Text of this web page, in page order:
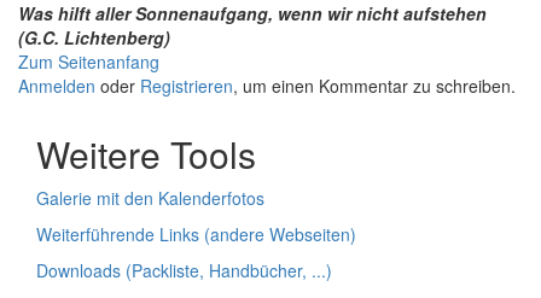
Was hilft aller Sonnenaufgang, wenn wir nicht aufstehen
(G.C. Lichtenberg)
Zum Seitenanfang
Anmelden oder Registrieren, um einen Kommentar zu schreiben.
Weitere Tools
Galerie mit den Kalenderfotos
Weiterführende Links (andere Webseiten)
Downloads (Packliste, Handbücher, ...)